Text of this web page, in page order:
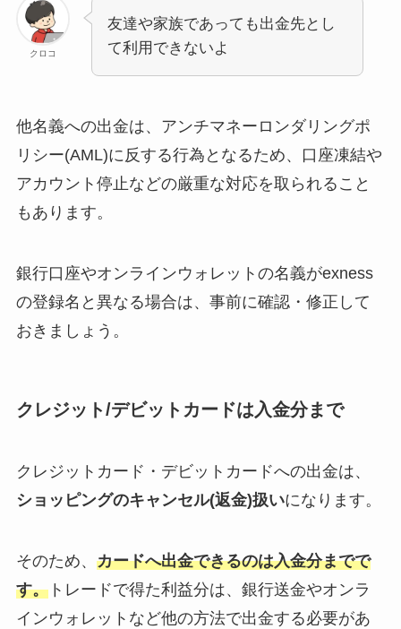
クロコ
友達や家族であっても出金先とし
て利用できないよ
他名義への出金は、アンチマネーロンダリングポ
リシー(AML)に反する行為となるため、口座凍結や
アカウント停止などの厳重な対応を取られること
もあります。
銀行口座やオンラインウォレットの名義がexness
の登録名と異なる場合は、事前に確認・修正して
おきましょう。
クレジット/デビットカードは入金分まで
クレジットカード・デビットカードへの出金は、
ショッピングのキャンセル(返金)扱いになります。
そのため、 カードへ出金できるのは入金分までで
す。トレードで得た利益分は、銀行送金やオンラ
インウォレットなど他の方法で出金する必要があ